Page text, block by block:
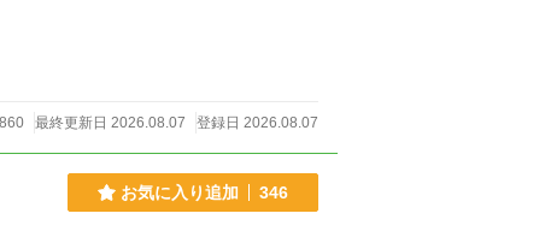
最終更新日 2026.08.07 登録日 2026.08.07
お気に入り追加 346